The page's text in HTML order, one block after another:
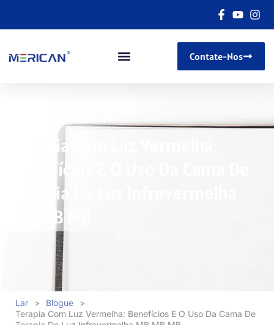
Contate-Nos
Terapia Com Luz Vermelha:
Benefícios E O Uso Da Cama De
Terapia De Luz Infravermelha
MB MB MB
Lar > Blogue
>
Terapia Com Luz Vermelha: Benefícios E O Uso Da Cama De